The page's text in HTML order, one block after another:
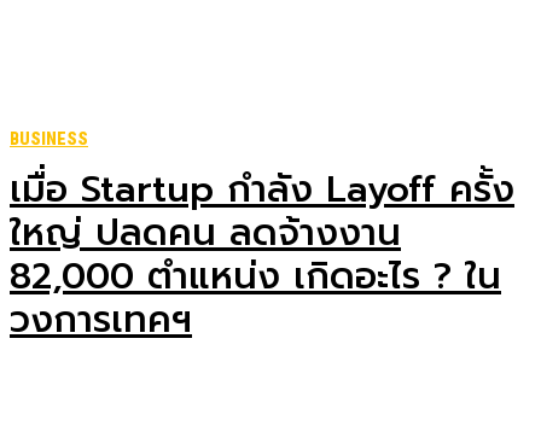
BUSINESS
เมื่อ Startup กำลัง Layoff ครั้ง
ใหญ่ ปลดคน ลดจ้างงาน
82,000 ตำแหน่ง เกิดอะไร ? ใน
วงการเทคฯ